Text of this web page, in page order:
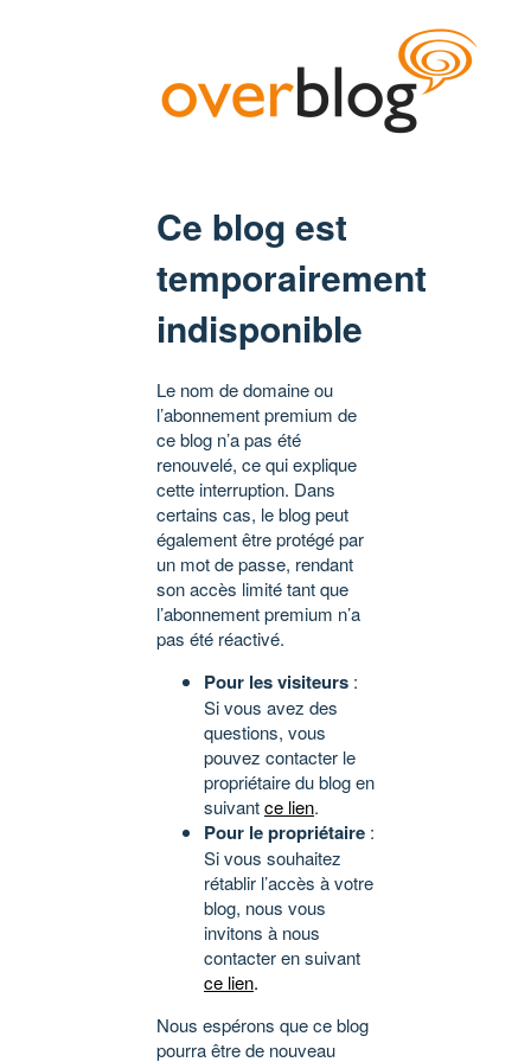
Ce blog est
temporairement
indisponible
Le nom de domaine ou
l’abonnement premium de
ce blog n’a pas été
renouvelé, ce qui explique
cette interruption. Dans
certains cas, le blog peut
également être protégé par
un mot de passe, rendant
son accès limité tant que
l’abonnement premium n’a
pas été réactivé.
Pour les visiteurs :
Si vous avez des
questions, vous
pouvez contacter le
propriétaire du blog en
suivantce lien.
Pour le propriétaire :
Si vous souhaitez
rétablir l’accès à votre
blog, nous vous
invitons à nous
contacter en suivant
ce lien.
Nous espérons que ce blog
pourra être de nouveau